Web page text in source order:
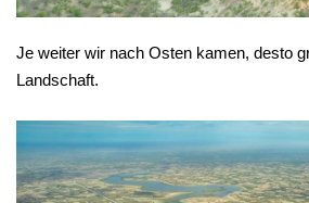
Je weiter wir nach Osten kamen, desto
Landschaft.